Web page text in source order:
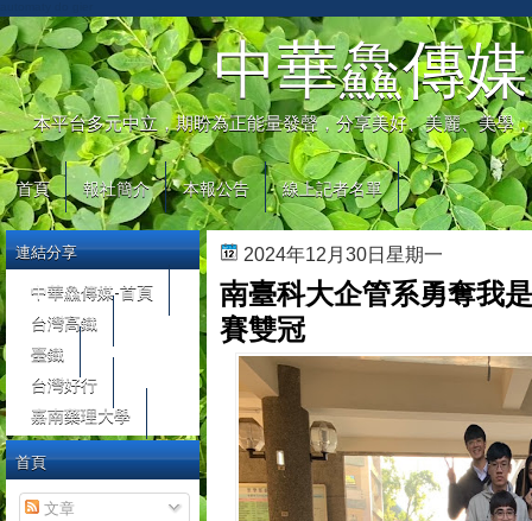
中華鱻傳媒
本平台多元中立，期盼為正能量發聲，分享美好、美麗、美學
首頁 報社簡介 本報公告 線上記者名單
2024年12月30日星期一
南臺科大企管系勇奪我
賽雙冠
連結分享
中華鱻傳媒-首頁
台灣高鐵
臺鐵
台灣好行
嘉南藥理大學
首頁
文章